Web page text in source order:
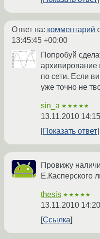
Ответ на: комментарий
13:45:45 +00:00
Попробуй
архивирование
по сети. Если
уже точно не
sin_a ★★★★★
13.11.2010
Показать ответ
Провижу
Е.Касперского
thesis ★★★★★
13.11.2010
Ссылка